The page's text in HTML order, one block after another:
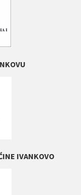
IVANKOVO